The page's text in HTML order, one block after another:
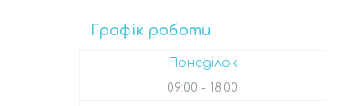
Графік роботи
Понеділок
09:00 18:00